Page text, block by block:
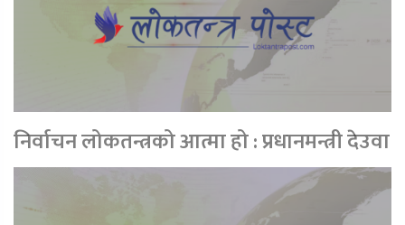
निर्वाचन लोकतन्त्रको आत्मा हो : प्रधानमन्त्री देउवा